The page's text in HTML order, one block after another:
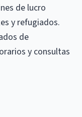
de lucro
y refugiados.
de
y consultas